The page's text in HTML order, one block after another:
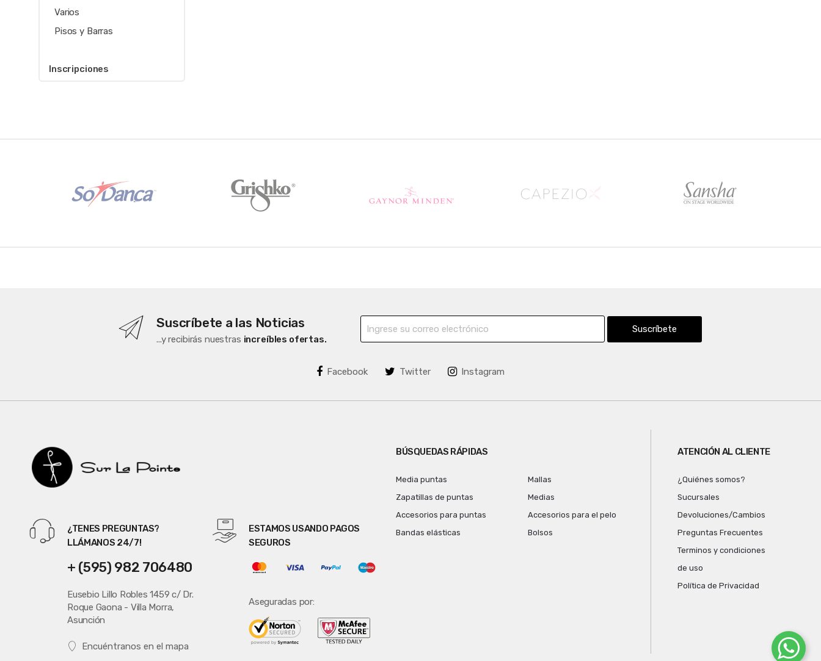
Varios
Pisos y Barras
Inscripciones
s
Suscríbete a las Noticias
...y recibirás nuestras increíbles ofertas.
Suscríbete
Facebook Twitter Instagram
¿TENES PREGUNTAS?
LLÁMANOS 24/7!
+ (595) 982 706480
Eusebio Lillo Robles 1459 c/ Dr.
Roque Gaona - Villa Morra,
Asunción
Encuéntranos en el mapa
ESTAMOS USANDO PAGOS
SEGUROS
Aseguradas por:
BÚSQUEDAS RÁPIDAS
Media puntas
Zapatillas de puntas
Accesorios para puntas
Bandas elásticas
Mallas
Medias
Accesorios para el pelo
Bolsos
ATENCIÓN AL CLIENTE
¿Quiénes somos?
Sucursales
Devoluciones/Cambios
Preguntas Frecuentes
Terminos y condiciones
de uso
Política de Privacidad